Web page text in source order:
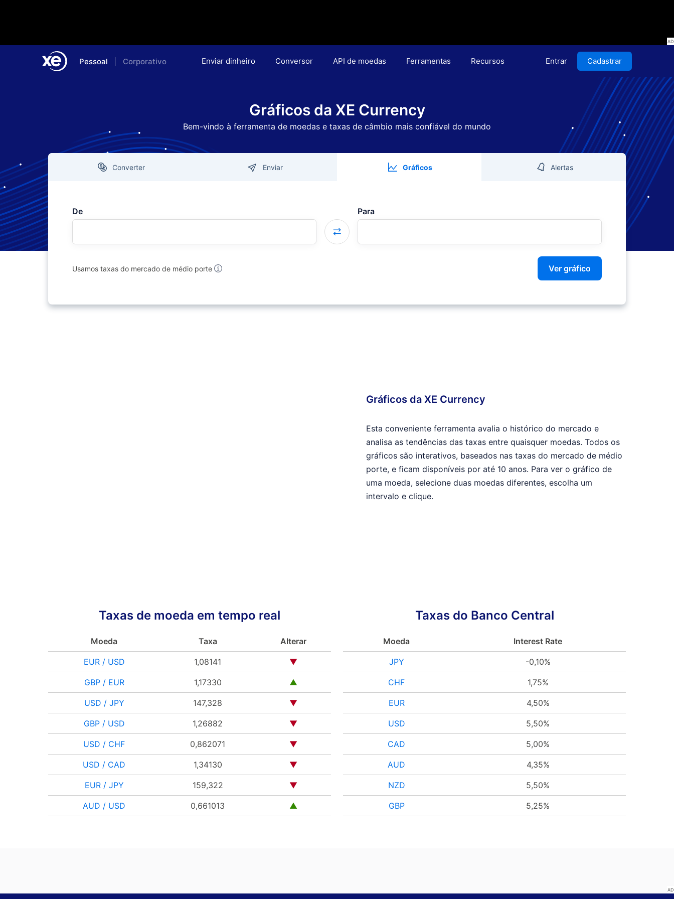
Pessoal Corporativo Enviar dinheiro Conversor API de moedas Ferramentas Recursos Entrar Cadastrar
Gráficos da XE Currency
Bem-vindo à ferramenta de moedas e taxas de câmbio mais confiável do mundo
Converter Enviar Gráficos Alertas
De Para
Usamos taxas do mercado de médio porte Ver gráfico
Gráficos da XE Currency
Esta conveniente ferramenta avalia o histórico do mercado e
analisa as tendências das taxas entre quaisquer moedas. Todos os
gráficos são interativos, baseados nas taxas do mercado de médio
porte, e ficam disponíveis por até 10 anos. Para ver o gráfico de
uma moeda, selecione duas moedas diferentes, escolha um
intervalo e clique.
Taxas de moeda em tempo real
Moeda Taxa Alterar
EUR / USD 1,08141 ▼
GBP / EUR 1,17330 ▲
USD / JPY 147,328 ▼
GBP / USD 1,26882 ▼
USD / CHF 0,862071 ▼
USD / CAD 1,34130 ▼
EUR / JPY 159,322 ▼
AUD / USD 0,661013 ▲
Taxas do Banco Central
Moeda Interest Rate
JPY -0,10%
CHF 1,75%
EUR 4,50%
USD 5,50%
CAD 5,00%
AUD 4,35%
NZD 5,50%
GBP 5,25%